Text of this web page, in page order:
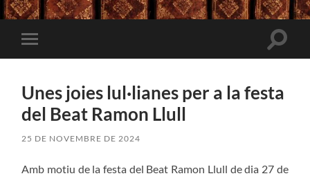
Toggle
mobile
Toggle
Unes joies lul·lianes per a la festa
del Beat Ramon Llull
25 DE NOVEMBRE DE 2024
Amb motiu de la festa del Beat Ramon Llull de dia 27 de